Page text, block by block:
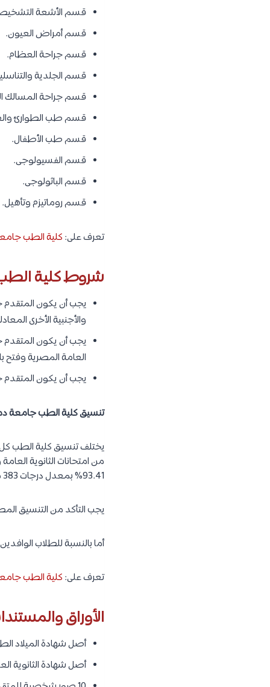
قسم الأشعة
قسم أمراض العيون.
قسم جراحة العظام.
قسم الجلدية
قسم جراحة المسالك
قسم طب الطوارئ
قسم طب الأطفال.
قسم الفسيولوجى.
قسم الباثولوجى.
قسم روماتيزم وتأهيل.
تعرف على: كلية الطب
شروط كلية
يجب أن يكون المتقدم
والأجنبية الأخرى
يجب أن يكون المتقدم
العامة المصرية وفتح
يجب أن يكون المتقدم
تنسيق كلية الطب جامعة
يختلف تنسيق كلية الطب كل
93.41% بمعدل درجات 383 من أصل 410
يجب التأكد من التنسيق
أما بالنسبة للطلاب الوافدين، فيجب على الطالب
تعرف على: كلية الطب
الأوراق
أصل شهادة الميلاد
أصل شهادة الثانوية